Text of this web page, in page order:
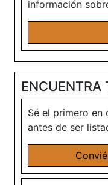
información
ENCUENTRA
Sé el primero en
antes de ser